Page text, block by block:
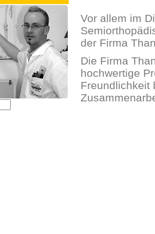
Vor allem im
der Firma
Die Firma
hochwertige
Freundlichkeit